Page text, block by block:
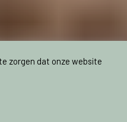
zorgen dat onze website